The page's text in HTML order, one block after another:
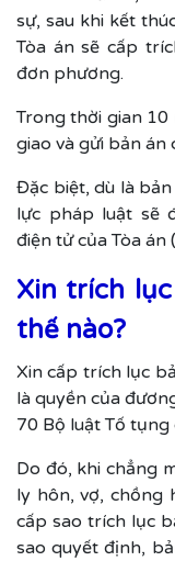
sự, sau khi kết
Tòa án sẽ cấp
đơn phương.
Trong thời gian 10
giao và gửi bản án
Đặc biệt, dù là
lực pháp luật sẽ
điện tử của Tòa án
Xin trích
thế nào?
Xin cấp trích lục
là quyền của
70 Bộ luật Tố tụng
Do đó, khi chẳng
ly hôn, vợ, chồng
cấp sao trích lục
sao quyết định,